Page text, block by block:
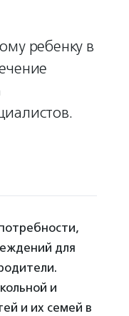
ребенку в
для
и
и их семей в